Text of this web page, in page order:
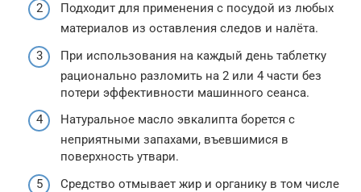
Подходит для применения с посудой из любых
материалов из оставления следов и налёта.
При использования на каждый день таблетку
рационально разломить на 2 или 4 части без
потери эффективности машинного сеанса.
Натуральное масло эвкалипта борется с
неприятными запахами, въевшимися в
поверхность утвари.
Средство отмывает жир и органику в том числе